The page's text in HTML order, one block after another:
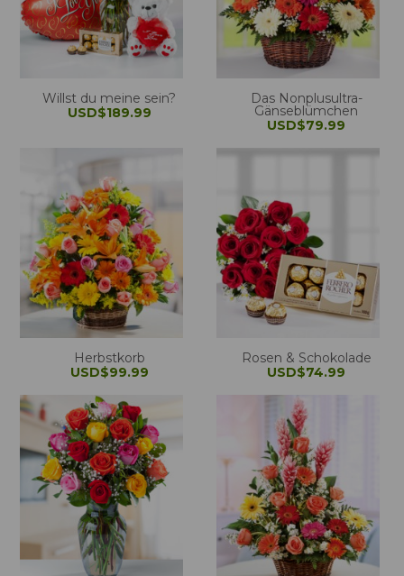
Willst du meine sein?
USD$189.99
Das Nonplusultra-
Gänseblümchen
USD$79.99
Herbstkorb
USD$99.99
Rosen & Schokolade
USD$74.99